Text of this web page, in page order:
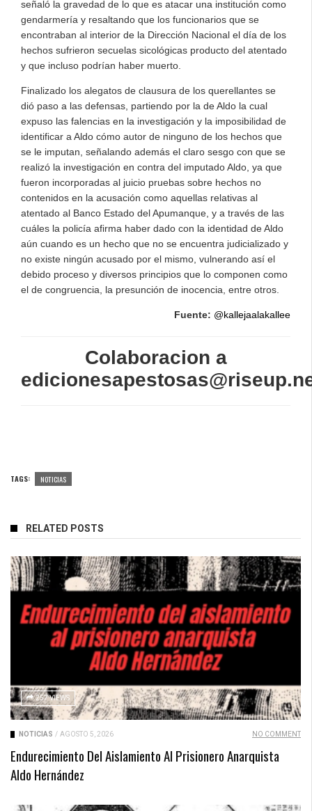
señaló la gravedad de lo que es atacar una institución como
gendarmería y resaltando que los funcionarios que se
encontraban al interior de la Dirección Nacional el día de los
hechos sufrieron secuelas sicológicas producto del atentado
y que incluso podrían haber muerto.
Finalizado los alegatos de clausura de los querellantes se
dió paso a las defensas, partiendo por la de Aldo la cual
expuso las falencias en la investigación y la imposibilidad de
identificar a Aldo cómo autor de ninguno de los hechos que
se le imputan, señalando además el claro sesgo con que se
realizó la investigación en contra del imputado Aldo, ya que
fueron incorporadas al juicio pruebas sobre hechos no
contenidos en la acusación como aquellas relativas al
atentado al Banco Estado del Apumanque, y a través de las
cuáles la policía afirma haber dado con la identidad de Aldo
aún cuando es un hecho que no se encuentra judicializado y
no existe ningún acusado por el mismo, vulnerando así el
debido proceso y diversos principios que lo componen como
el de congruencia, la presunción de inocencia, entre otros.
Fuente: @kallejaalakallee
Colaboracion a
TAGS: NOTICIAS
RELATED POSTS
257 VIEWS
NOTICIAS / AGOSTO 5, 2026 NO COMMENT
Endurecimiento Del Aislamiento Al Prisionero Anarquista
Aldo Hernández